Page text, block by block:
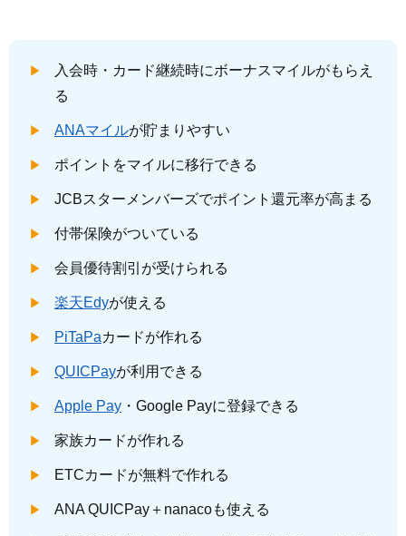
入会時・カード継続時にボーナスマイルがもらえ
る
ANAマイルが貯まりやすい
ポイントをマイルに移行できる
JCBスターメンバーズでポイント還元率が高まる
付帯保険がついている
会員優待割引が受けられる
楽天Edyが使える
PiTaPaカードが作れる
QUICPayが利用できる
Apple Pay ・Google Payに登録できる
家族カードが作れる
ETCカードが無料で作れる
ANA QUICPay＋nanacoも使える